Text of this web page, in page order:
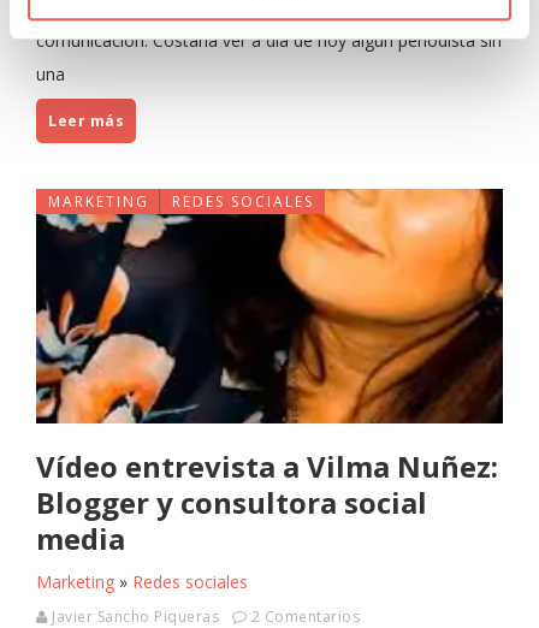
comunicación. Costaría ver a día de hoy algún periodista sin
una
Leer más
MARKETING REDES SOCIALES
Vídeo entrevista a Vilma Nuñez:
Blogger y consultora social
media
Marketing » Redes sociales
Javier Sancho Piqueras 2 Comentarios